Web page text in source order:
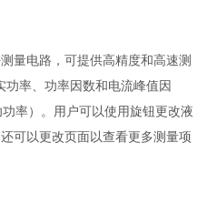
量电路，可提供高精度和高速测
功率、功率因数和电流峰值因
功率）。用户可以使用旋钮更改液
可以更改页面以查看更多测量项